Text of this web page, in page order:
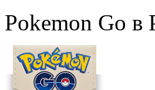
Pokemon Go в